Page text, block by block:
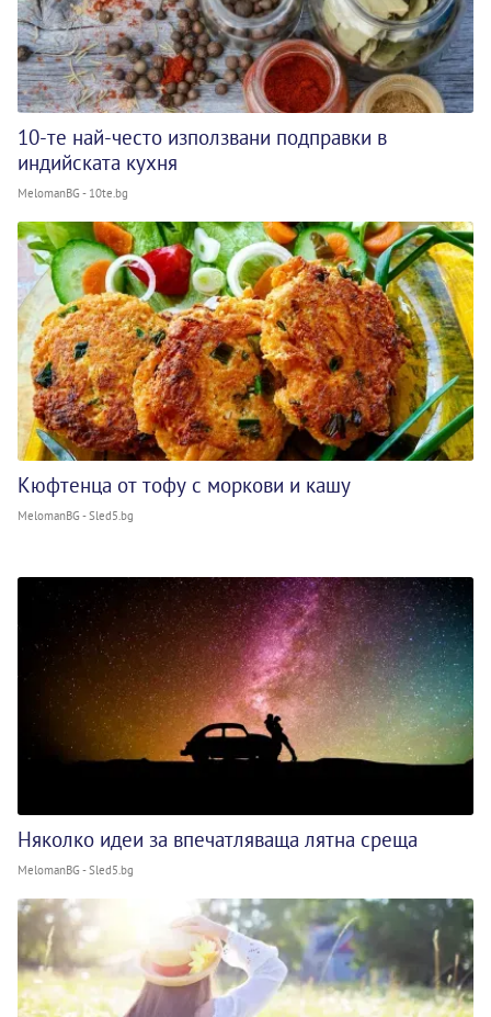
10-те най-често използвани подправки в
индийската кухня
MelomanBG - 10te.bg
Кюфтенца от тофу с моркови и кашу
MelomanBG - Sled5.bg
Няколко идеи за впечатляваща лятна среща
MelomanBG - Sled5.bg